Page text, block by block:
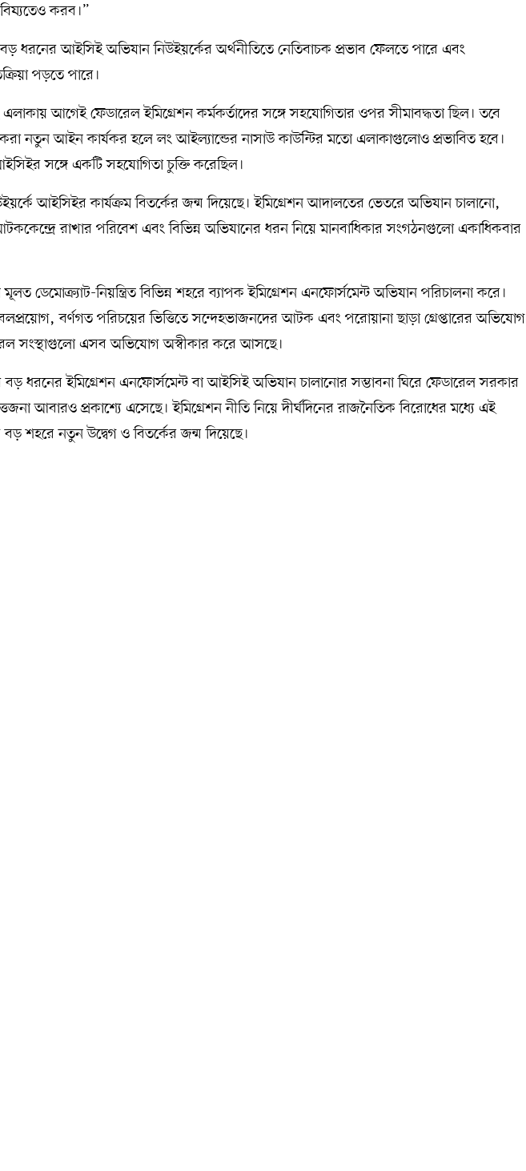
করব।”
ধরনের আইসিই অভিযান নিউইয়র্কের অর্থনীতিতে নেতিবাচক প্রভাব ফেলতে পারে এবং
পড়তে পারে।
আগেই ফেডারেল ইমিগ্রেশন কর্মকর্তাদের সঙ্গে সহযোগিতার ওপর সীমাবদ্ধতা ছিল। তবে
নতুন আইন কার্যকর হলে লং আইল্যান্ডের নাসাউ কাউন্টির মতো এলাকাগুলোও প্রভাবিত হবে।
সঙ্গে একটি সহযোগিতা চুক্তি করেছিল।
আইসিইর কার্যক্রম বিতর্কের জন্ম দিয়েছে। ইমিগ্রেশন আদালতের ভেতরে অভিযান চালানো,
রাখার পরিবেশ এবং বিভিন্ন অভিযানের ধরন নিয়ে মানবাধিকার সংগঠনগুলো একাধিকবার
ডেমোক্র্যাট-নিয়ন্ত্রিত বিভিন্ন শহরে ব্যাপক ইমিগ্রেশন এনফোর্সমেন্ট অভিযান পরিচালনা করে।
বর্ণগত পরিচয়ের ভিত্তিতে সন্দেহভাজনদের আটক এবং পরোয়ানা ছাড়া গ্রেপ্তারের অভিযোগ
সংস্থাগুলো এসব অভিযোগ অস্বীকার করে আসছে।
ধরনের ইমিগ্রেশন এনফোর্সমেন্ট বা আইসিই অভিযান চালানোর সম্ভাবনা ঘিরে ফেডারেল সরকার
আবারও প্রকাশ্যে এসেছে। ইমিগ্রেশন নীতি নিয়ে দীর্ঘদিনের রাজনৈতিক বিরোধের মধ্যে এই
বড় শহরে নতুন উদ্বেগ ও বিতর্কের জন্ম দিয়েছে।